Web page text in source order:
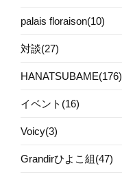
palais floraison(10)
対談(27)
HANATSUBAME(176)
イベント(16)
Voicy(3)
Grandirひよこ組(47)